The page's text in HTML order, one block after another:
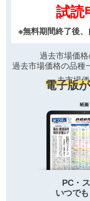
試読
※無料期間終了後
過去市場価
過去市場価格の品種
去市場
電子版
PC・
いつで